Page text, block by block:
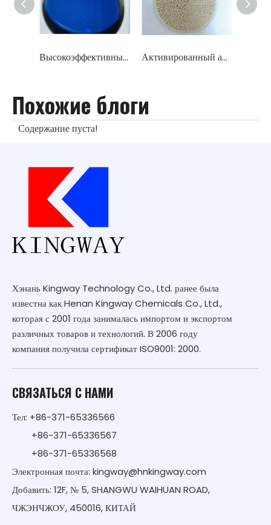
Высокоэффективный жидкий/твердый катализатор десульфурации (сульфированный фталоцианин кобальта) Активированный алюминий/оксид алюминия/носитель катализатора (содержание Al2O3 96%-98%)
Похожие блоги
Содержание пуста!
Хэнань Kingway Technology Co., Ltd. ранее была
известна как Henan Kingway Chemicals Co., Ltd.,
которая с 2001 года занималась импортом и экспортом
различных товаров и технологий. В 2006 году
компания получила сертификат ISO9001: 2000.
СВЯЗАТЬСЯ С НАМИ
Тел: +86-371-65336566
+86-371-65336567
+86-371-65336568
Электронная почта: kingway@hnkingway.com
Добавить: 12F, № 5, SHANGWU WAIHUAN ROAD,
ЧЖЭНЧЖОУ, 450016, КИТАЙ